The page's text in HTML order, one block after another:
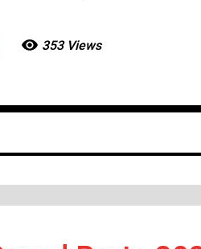
353 Views